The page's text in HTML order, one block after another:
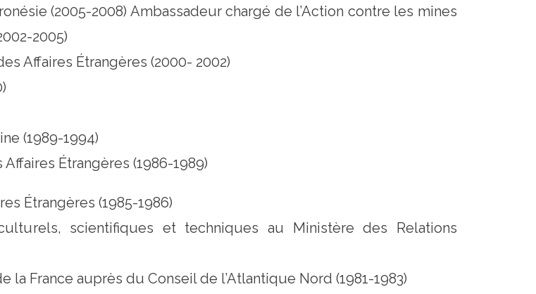
(2005-2008) Ambassadeur chargé de l’Action contre les mines
2005)
Affaires Étrangères (2000- 2002)
(1989-1994)
Étrangères (1986-1989)
Étrangères (1985-1986)
scientifiques et techniques au Ministère des Relations
France auprès du Conseil de l’Atlantique Nord (1981-1983)